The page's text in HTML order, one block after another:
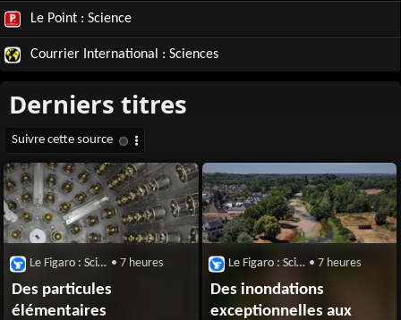
Le Point : Science
Courrier International : Sciences
Le Figaro : Sciences • 7 heures
Des particules
élémentaires
Le Figaro : Sciences • 7 heures
Des inondations
exceptionnelles aux